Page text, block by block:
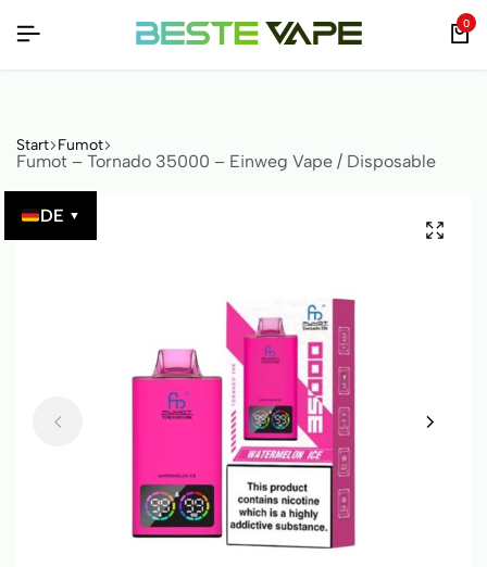
DE ▼
CODE ÜBERPRÜFBAR!
CODE ÜBERPRÜFBAR!
CODE ÜBERPRÜFBAR! 0
Start Fumot
Fumot – Tornado 35000 – Einweg Vape / Disposable